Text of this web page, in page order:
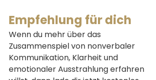
Empfehlung für dich
Wenn du mehr über das
Zusammenspiel von nonverbaler
Kommunikation, Klarheit und
emotionaler Ausstrahlung erfahren